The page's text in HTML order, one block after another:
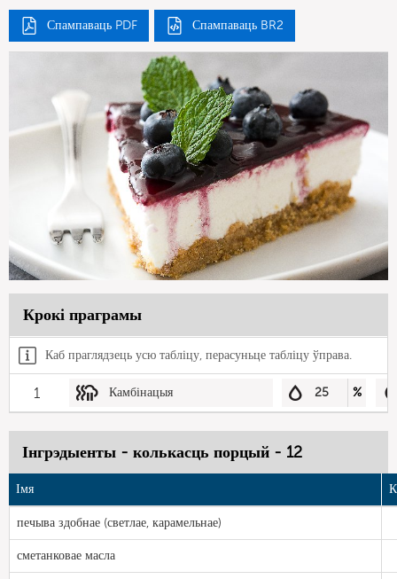
Спампаваць PDF Спампаваць BR2
Крокі праграмы
Каб праглядзець усю табліцу, перасуньце табліцу ўправа.
1 Камбінацыя 25 %
Інгрэдыенты - колькасць порцый - 12
Імя
печыва здобнае (светлае, карамельнае)
сметанковае масла